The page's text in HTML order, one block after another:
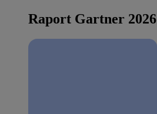
Raport Gartner 2026